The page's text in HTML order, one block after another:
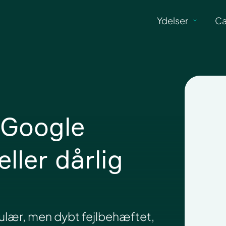
Ydelser
dårlig
men dybt fejlbehæftet,